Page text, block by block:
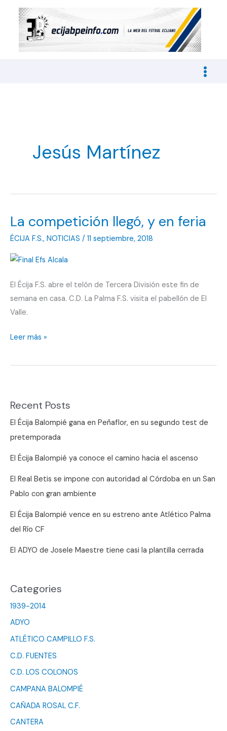
contenido
Jesús Martínez
La competición llegó, y en feria
ÉCIJA F.S., NOTICIAS / 11 septiembre, 2018
El Écija F.S. abre el telón de Tercera División este fin de
semana en casa. C.D. La Palma F.S. visita el pabellón de El
Valle.
La
llegó,
feria
Leer más »
Recent Posts
El Écija Balompié gana en Peñaflor, en su segundo test de
pretemporada
El Écija Balompié ya conoce el camino hacia el ascenso
El Real Betis se impone con autoridad al Córdoba en un San
Pablo con gran ambiente
El Écija Balompié vence en su estreno ante Atlético Palma
del Río CF
El ADYO de Josele Maestre tiene casi la plantilla cerrada
Categories
1939-2014
ADYO
ATLÉTICO CAMPILLO F.S.
C.D. FUENTES
C.D. LOS COLONOS
CAMPANA BALOMPIÉ
CAÑADA ROSAL C.F.
CANTERA